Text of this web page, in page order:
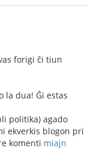
forigi ĉi tiun
la dua! Ĝi estas
politika) agado
ekverkis blogon pri
komenti miajn